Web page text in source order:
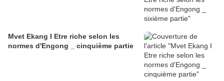
Mvet Ekang I Etre riche selon les
normes d'Engong _ cinquième partie